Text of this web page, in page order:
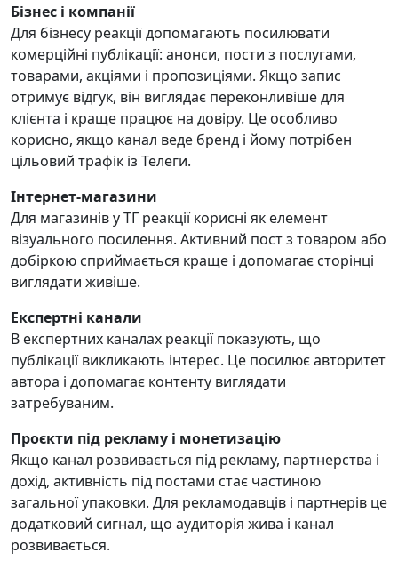
Бізнес і компанії
Для бізнесу реакції допомагають посилювати
комерційні публікації: анонси, пости з послугами,
товарами, акціями і пропозиціями. Якщо запис
отримує відгук, він виглядає переконливіше для
клієнта і краще працює на довіру. Це особливо
корисно, якщо канал веде бренд і йому потрібен
цільовий трафік із Телеги.
Інтернет-магазини
Для магазинів у ТГ реакції корисні як елемент
візуального посилення. Активний пост з товаром або
добіркою сприймається краще і допомагає сторінці
виглядати живіше.
Експертні канали
В експертних каналах реакції показують, що
публікації викликають інтерес. Це посилює авторитет
автора і допомагає контенту виглядати
затребуваним.
Проєкти під рекламу і монетизацію
Якщо канал розвивається під рекламу, партнерства і
дохід, активність під постами стає частиною
загальної упаковки. Для рекламодавців і партнерів це
додатковий сигнал, що аудиторія жива і канал
розвивається.